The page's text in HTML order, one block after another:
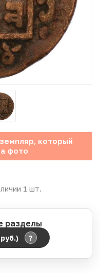
(с 1999 года)
СССР и России
который
фото
1 шт.
разделы
руб.) ?